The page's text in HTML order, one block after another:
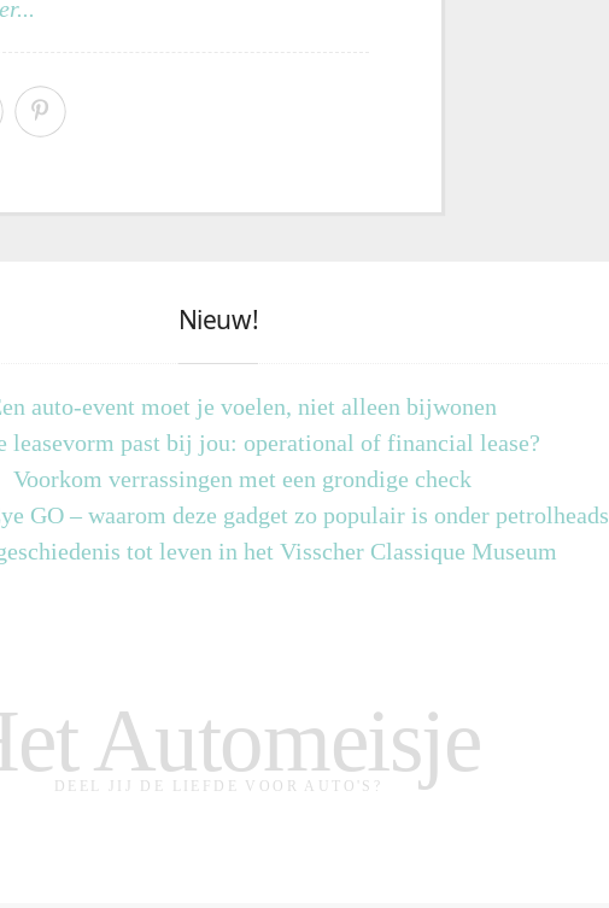
Nieuw!
auto-event moet je voelen, niet alleen bijwonen
leasevorm past bij jou: operational of financial lease?
Voorkom verrassingen met een grondige check
GO – waarom deze gadget zo populair is onder petrolheads
tot leven in het Visscher Classique Museum
Automeisje
DEEL JIJ DE LIEFDE VOOR AUTO'S?